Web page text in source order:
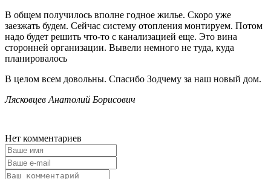
В общем получилось вполне годное жилье. Скоро уже
заезжать будем. Сейчас систему отопления монтируем. Потом
надо будет решить что-то с канализацией еще. Это вина
сторонней организации. Вывели немного не туда, куда
планировалось
В целом всем довольны. Спасибо Зодчему за наш новый дом.
Лясковцев Анатолий Борисович
Нет комментариев